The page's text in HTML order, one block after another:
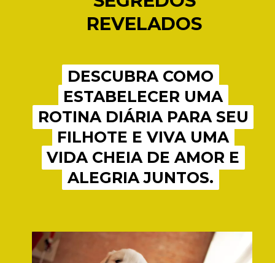
REVELADOS
REVELADOS
DESCUBRA COMO
ESTABELECER UMA
ROTINA DIÁRIA PARA SEU
FILHOTE E VIVA UMA
VIDA CHEIA DE AMOR E
ALEGRIA JUNTOS.
DESCUBRA COMO
ESTABELECER UMA
ROTINA DIÁRIA PARA SEU
FILHOTE E VIVA UMA
VIDA CHEIA DE AMOR E
ALEGRIA JUNTOS.